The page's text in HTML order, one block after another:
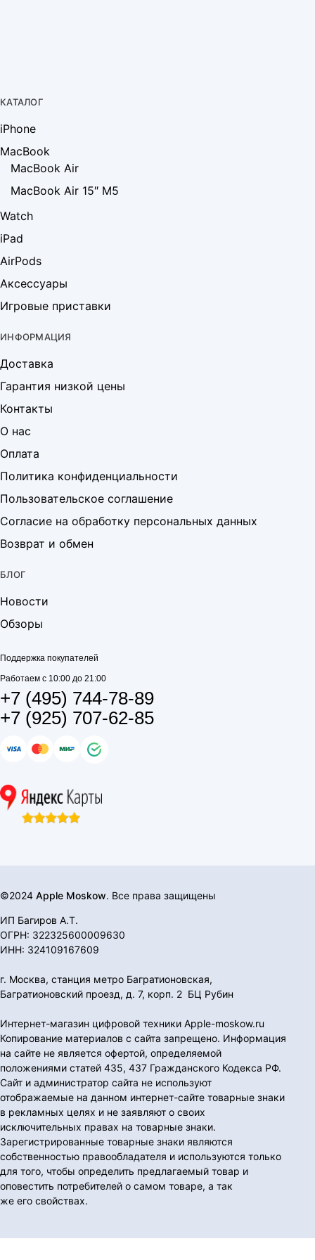
КАТАЛОГ
iPhone
MacBook
MacBook Air
MacBook Air 15″ M5
Watch
iPad
AirPods
Аксессуары
Игровые приставки
ИНФОРМАЦИЯ
Доставка
Гарантия низкой цены
Контакты
О нас
Оплата
Политика конфиденциальности
Пользовательское соглашение
Согласие на обработку персональных данных
Возврат и обмен
БЛОГ
Новости
Обзоры
Поддержка покупателей
Работаем с 10:00 до 21:00
+7 (495) 744-78-89
+7 (925) 707-62-85
©2024 Apple Moskow. Все права защищены
ИП Багиров А.Т.
ОГРН: 322325600009630
ИНН: 324109167609
г. Москва, станция метро Багратионовская,
Багратионовский проезд, д. 7, корп. 2 БЦ Рубин
Интернет-магазин цифровой техники Apple-moskow.ru
Копирование материалов с сайта запрещено. Информация
на сайте не является офертой, определяемой
положениями статей 435, 437 Гражданского Кодекса РФ.
Сайт и администратор сайта не используют
отображаемые на данном интернет-сайте товарные знаки
в рекламных целях и не заявляют о своих
исключительных правах на товарные знаки.
Зарегистрированные товарные знаки являются
собственностью правообладателя и используются только
для того, чтобы определить предлагаемый товар и
оповестить потребителей о самом товаре, а так
же его свойствах.